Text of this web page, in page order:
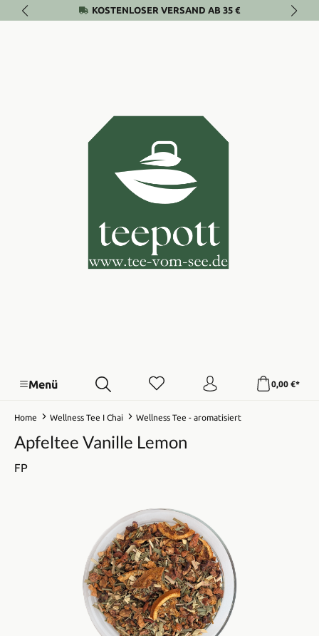
Zum Hauptinhalt springenKOSTENLOSER VERSAND AB 35 €
Menü 0,00 €*
Home Wellness Tee I Chai Wellness Tee - aromatisiert
Apfeltee Vanille Lemon
FP
Bildergalerie überspringen